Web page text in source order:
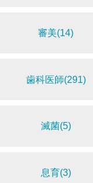
審美(14)
歯科医師(291)
滅菌(5)
息育(3)